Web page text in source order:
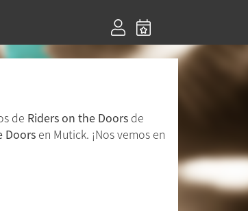
de Riders on the Doors de
Doors en Mutick. ¡Nos vemos en